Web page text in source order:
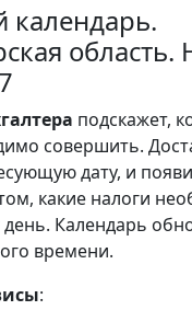
календарь.
область.
подскажет,
совершить.
дату, и
какие налоги
день. Календарь
времени.
: